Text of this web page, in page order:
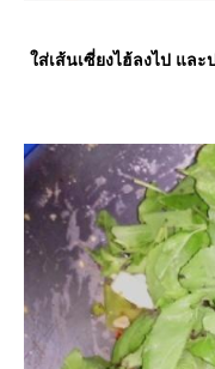
ส่เส้นเซี่ยงไฮ้ลงไป แล